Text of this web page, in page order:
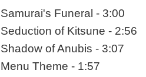
Samurai's Funeral - 3:00
Seduction of Kitsune - 2:56
Shadow of Anubis - 3:07
Menu Theme - 1:57